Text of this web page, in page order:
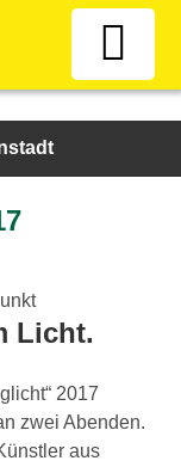
Licht.
2017
zwei Abenden.
aus